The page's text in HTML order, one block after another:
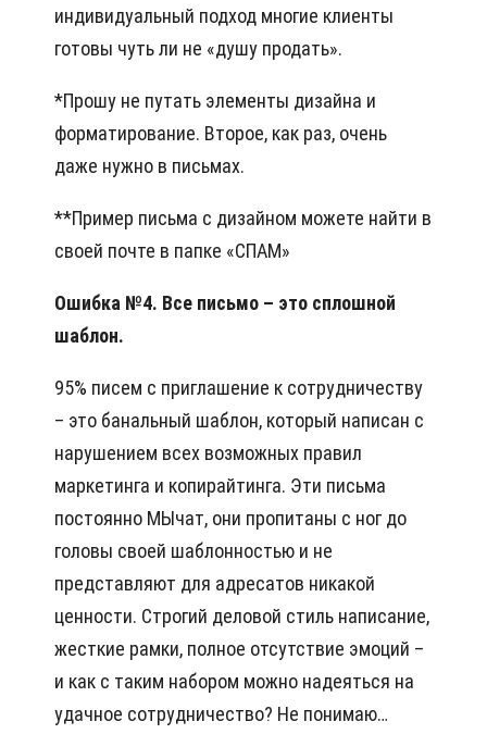
индивидуальный подход многие клиенты
готовы чуть ли не «душу продать».
*Прошу не путать элементы дизайна и
форматирование. Второе, как раз, очень
даже нужно в письмах.
**Пример письма с дизайном можете найти в
своей почте в папке «СПАМ»
Ошибка №4. Все письмо – это сплошной
шаблон.
95% писем с приглашение к сотрудничеству
– это банальный шаблон, который написан с
нарушением всех возможных правил
маркетинга и копирайтинга. Эти письма
постоянно МЫчат, они пропитаны с ног до
головы своей шаблонностью и не
представляют для адресатов никакой
ценности. Строгий деловой стиль написание,
жесткие рамки, полное отсутствие эмоций –
и как с таким набором можно надеяться на
удачное сотрудничество? Не понимаю…